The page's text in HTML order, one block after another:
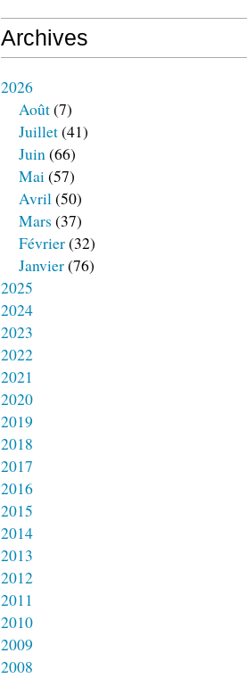
Archives
2026
Août(7)
Juillet(41)
Juin(66)
Mai(57)
Avril(50)
Mars (37)
Février(32)
Janvier(76)
2025
2024
2023
2022
2021
2020
2019
2018
2017
2016
2015
2014
2013
2012
2011
2010
2009
2008